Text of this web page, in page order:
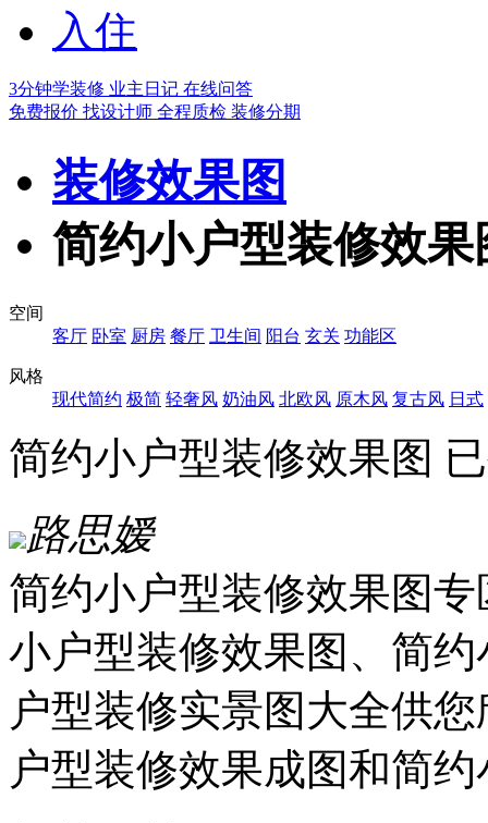
入住
3分钟学装修 业主日记 在线问答
免费报价 找设计师 全程质检 装修分期
装修效果图
简约小户型装修效果
空间
客厅 卧室 厨房 餐厅 卫生间 阳台 玄关 功能区
风格
现代简约 极简 轻奢风 奶油风 北欧风 原木风 复古风 日式
简约小户型装修效果图
路思嫒
简约小户型装修效果图
小户型装修效果图、简
户型装修实景图大全供
户型装修效果成图和简